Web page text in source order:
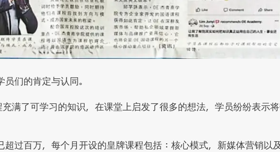
们的肯定与认同。
满了可学习的知识，在课堂上启发了很多的想法，学员纷纷表示
超过百万，每个月开设的皇牌课程包括：核心模式，新媒体营销以